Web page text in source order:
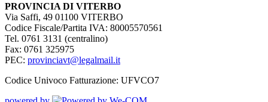
PROVINCIA DI VITERBO
Via Saffi, 49 01100 VITERBO
Codice Fiscale/Partita IVA: 80005570561
Tel. 0761 3131 (centralino)
Fax: 0761 325975
PEC: provinciavt@legalmail.it
Codice Univoco Fatturazione: UFVCO7